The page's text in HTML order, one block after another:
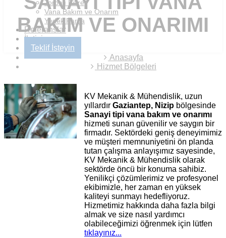
Torbalı Filtre
Vana Bakım ve Onarım
Yedek Parça
Referanslar
İletişim
Teklif İsteyin
BAKIM VE ONARIMI
Anasayfa
Hizmet Bölgeleri
KV Mekanik & Mühendislik, uzun
yıllardırGaziantep, Nizip bölgesinde
Sanayi tipi vana bakım ve onarımı
hizmeti sunan güvenilir ve saygın bir
firmadır. Sektördeki geniş deneyimimiz
ve müşteri memnuniyetini ön planda
tutan çalışma anlayışımız sayesinde,
KV Mekanik & Mühendislik olarak
sektörde öncü bir konuma sahibiz.
Yenilikçi çözümlerimiz ve profesyonel
ekibimizle, her zaman en yüksek
kaliteyi sunmayı hedefliyoruz.
Hizmetimiz hakkında daha fazla bilgi
almak ve size nasıl yardımcı
olabileceğimizi öğrenmek için lütfen
tıklayınız...